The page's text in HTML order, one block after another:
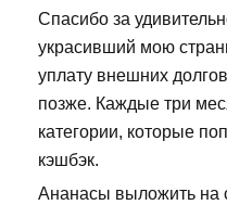
Спасибо за
украсивший мою
уплату внешних
позже. Каждые три
категории, которые
кэшбэк.
Ананасы выложить на